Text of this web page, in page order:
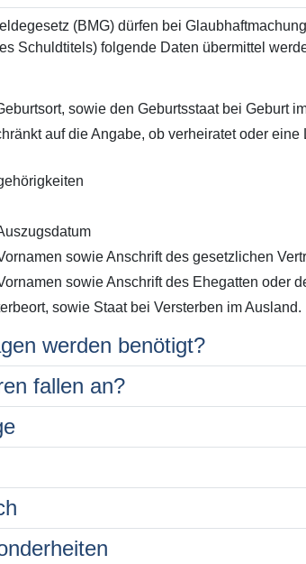
(BMG) dürfen bei
Schuldtitels) folgende Daten übermittel
sowie den Geburtsstaat bei Geburt
auf die Angabe, ob verheiratet oder eine
sowie Anschrift des gesetzlichen
sowie Anschrift des Ehegatten oder
sowie Staat bei Versterben im Ausland.
werden benötigt?
fallen an?